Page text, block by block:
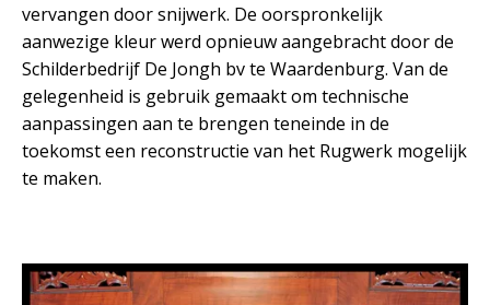
vervangen door snijwerk. De oorspronkelijk
aanwezige kleur werd opnieuw aangebracht door de
Schilderbedrijf De Jongh bv te Waardenburg. Van de
gelegenheid is gebruik gemaakt om technische
aanpassingen aan te brengen teneinde in de
toekomst een reconstructie van het Rugwerk mogelijk
te maken.